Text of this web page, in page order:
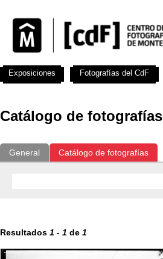
Catálogo de fotografías
General Catálogo de fotografías
Resultados 1 - 1 de 1
Exposiciones Fotografías del CdF